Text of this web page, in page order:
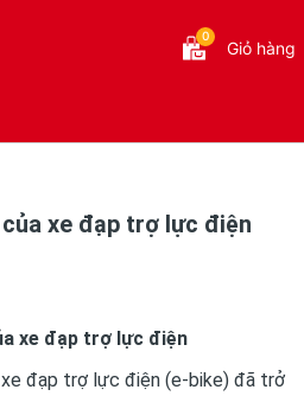
0
Giỏ hàng
xe đạp trợ lực điện
xe đạp trợ lực điện
xe đạp trợ lực điện (e-bike) đã trở